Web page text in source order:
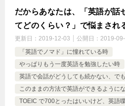
だからあなたは、「英語が話
てどのくらい？」で悩まされ
更新日： 2019-12-03 公開日： 2019-
「英語でノマド」に憧れている時
やっぱりもう一度英語を勉強したい時
英語で会話がどうしても続かない、で
このままの方法で英語ができるように
TOEIC で700とったはいいけど、英語